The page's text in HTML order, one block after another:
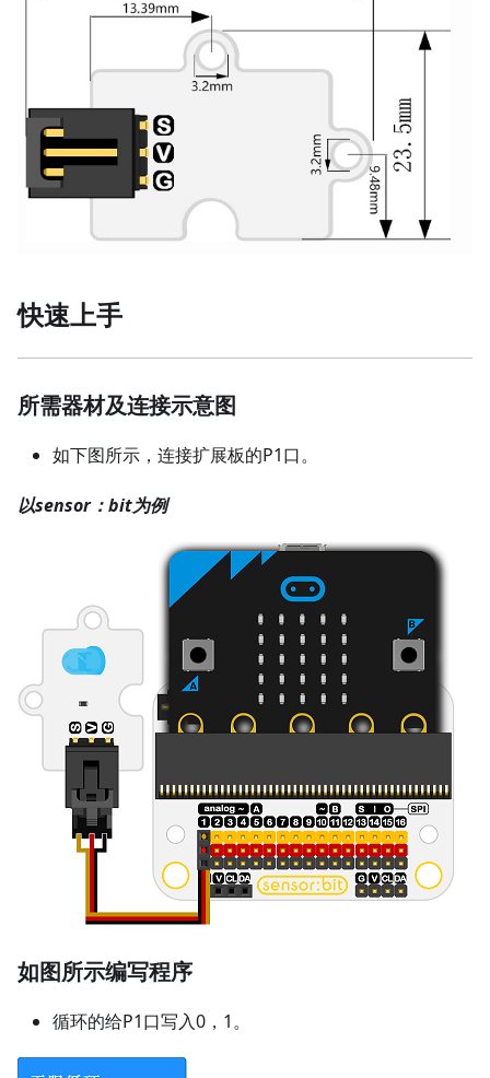
快速上手
所需器材及连接示意图
如下图所示，连接扩展板的P1口。
以sensor：bit为例
如图所示编写程序
循环的给P1口写入0，1。